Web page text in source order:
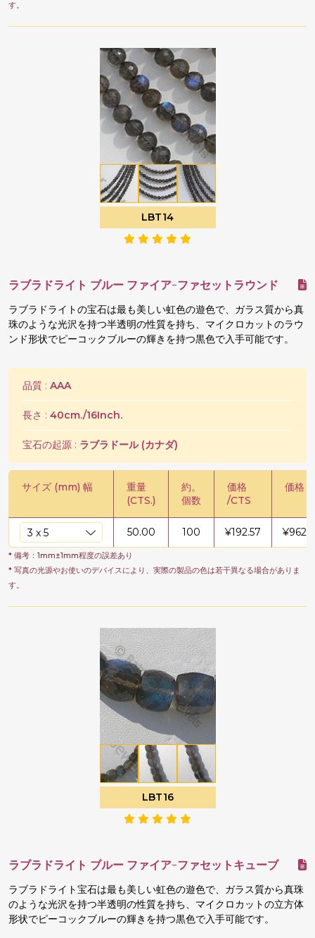
す。
LBT14
ラブラドライト ブルー ファイア-ファセットラウンド
ラブラドライトの宝石は最も美しい虹色の遊色で、ガラス質から真
珠のような光沢を持つ半透明の性質を持ち、マイクロカットのラウ
ンド形状でピーコックブルーの輝きを持つ黒色で入手可能です。
品質 : AAA
長さ : 40cm./16Inch.
宝石の起源 : ラブラドール (カナダ)
サイズ (mm) 幅
重量
(CTS.)
約。
個数
価格
/CTS
価格 /
50.00 100 ¥192.57 ¥
* 備考：1mm±1mm程度の誤差あり
* 写真の光源やお使いのデバイスにより、実際の製品の色は若干異なる場合がありま
す。
LBT16
ラブラドライト ブルー ファイア-ファセットキューブ
ラブラドライト宝石は最も美しい虹色の遊色で、ガラス質から真珠
のような光沢を持つ半透明の性質を持ち、マイクロカットの立方体
形状でピーコックブルーの輝きを持つ黒色で入手可能です。